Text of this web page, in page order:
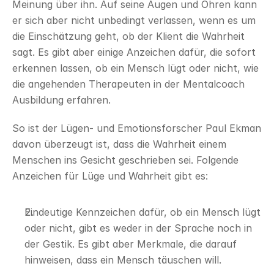
Meinung über ihn. Auf seine Augen und Ohren kann
er sich aber nicht unbedingt verlassen, wenn es um
die Einschätzung geht, ob der Klient die Wahrheit
sagt. Es gibt aber einige Anzeichen dafür, die sofort
erkennen lassen, ob ein Mensch lügt oder nicht, wie
die angehenden Therapeuten in der Mentalcoach
Ausbildung erfahren.
So ist der Lügen- und Emotionsforscher Paul Ekman
davon überzeugt ist, dass die Wahrheit einem
Menschen ins Gesicht geschrieben sei. Folgende
Anzeichen für Lüge und Wahrheit gibt es:
Eindeutige Kennzeichen dafür, ob ein Mensch lügt
oder nicht, gibt es weder in der Sprache noch in
der Gestik. Es gibt aber Merkmale, die darauf
hinweisen, dass ein Mensch täuschen will.